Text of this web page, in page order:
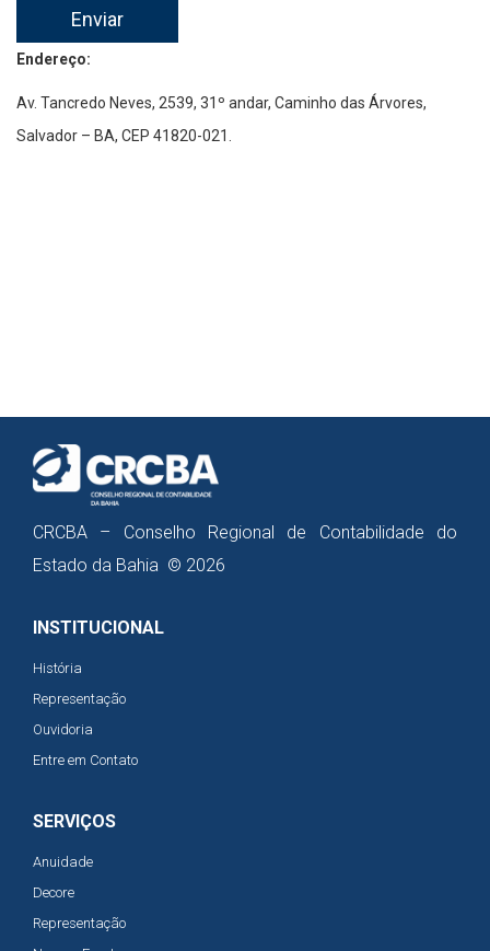
Enviar
Endereço:
Av. Tancredo Neves, 2539, 31º andar, Caminho das Árvores,
Salvador – BA, CEP 41820-021.
CRCBA – Conselho Regional de Contabilidade do
Estado da Bahia © 2026
INSTITUCIONAL
História
Representação
Ouvidoria
Entre em Contato
SERVIÇOS
Anuidade
Decore
Representação